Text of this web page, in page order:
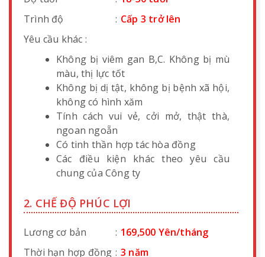
Trình độ
: Cấp 3 trở lên
Yêu cầu khác :
Không bị viêm gan B,C. Không bị mù
màu, thị lực tốt
Không bị dị tật, không bị bệnh xã hội,
không có hình xăm
Tính cách vui vẻ, cởi mở, thật thà,
ngoan ngoẵn
Có tinh thần hợp tác hòa đồng
Các điều kiện khác theo yêu cầu
chung của Công ty
2. CHẾ ĐỘ PHÚC LỢI
Lương cơ bản : 169,500 Yên/tháng
Thời hạn hợp đồng : 3 năm